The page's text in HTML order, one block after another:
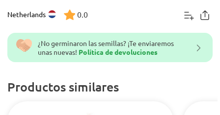
Netherlands 0.0
¿No germinaron las semillas? ¡Te enviaremos
unas nuevas! Política de devoluciones
Productos similares